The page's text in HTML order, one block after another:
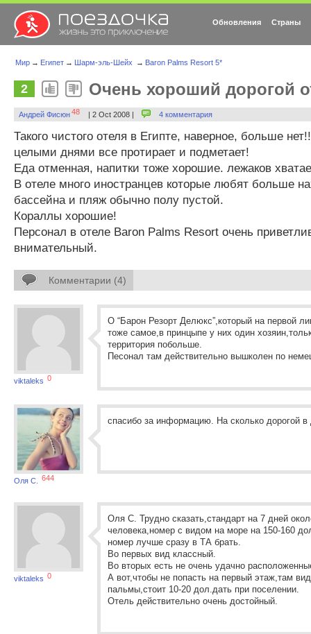
Обновления Страны
Мир → Египет → Шарм-эль-Шейх → Baron Palms Resort 5*
2 Очень хороший дорогой
Андрей Фисюн48 | 2 Oct 2008 | 4 комментария
Такого чистого отеля в Египте, наверное, больше
целыми днями все протирает и подметает!
Еда отменная, напитки тоже хорошие. лежаков
В отеле много иностранцев которые любят больше
бассейна и пляж обычно полу пустой.
Кораллы хорошие!
Персонал в отеле Baron Palms Resort очень
внимательный.
Комментарии (4)
viktaleks 0
О “Барон Резорт Делюкс”,который на первой
тоже самое,в принцыпе у них один
территория побольше.
Песонал там действительно вышколен по
Оля С. 644
спасибо за информацию. На сколько дорогой в
viktaleks 0
Оля С. Трудно сказать,стандарт на 7 дней
человека,номер с видом на море на 150-160
номер лучше сразу в ТА брать.
Во первых вид классный.
Во вторых есть не очень удачно
А вот,чтобы не попасть на первый этаж,там
пальмы,стоит 10-20 дол.дать при поселении.
Отель действительно очень достойный.